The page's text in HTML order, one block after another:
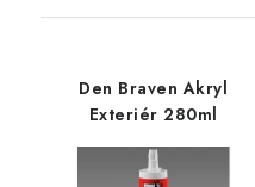
Den Braven Akryl
Exteriér 280ml